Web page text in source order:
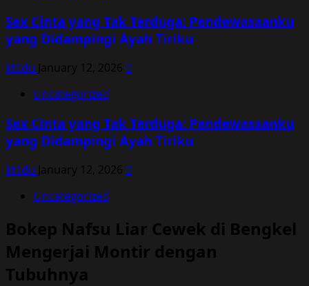
Sex Cinta yang Tak Terduga: Pendewasaanku
yang Didampingi Ayah Tiriku
kt0du January 12, 2026 0
Uncategorized
Sex Cinta yang Tak Terduga: Pendewasaanku
yang Didampingi Ayah Tiriku
kt0du January 12, 2026 0
Uncategorized
Bokep Nafsu Liar Cewek di Bengkel
Mengerjai Montir dengan
Tubuhnya